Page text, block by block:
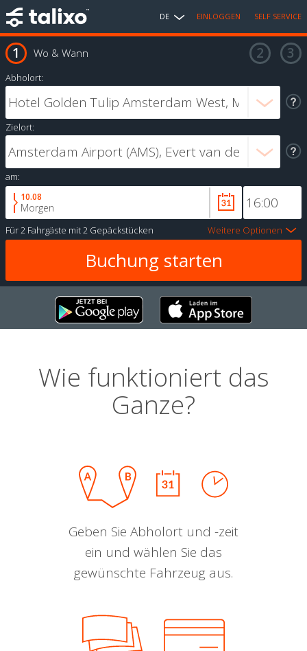
DE EINLOGGEN SELF SERVICE
Wo & Wann
Abholort:
Zielort:
am:
10.08
Morgen
Für2 Fahrgäste mit2 Gepäckstücken Weitere Optionen
Wie funktioniert das
Ganze?
Geben Sie Abholort und -zeit
ein und wählen Sie das
gewünschte Fahrzeug aus.